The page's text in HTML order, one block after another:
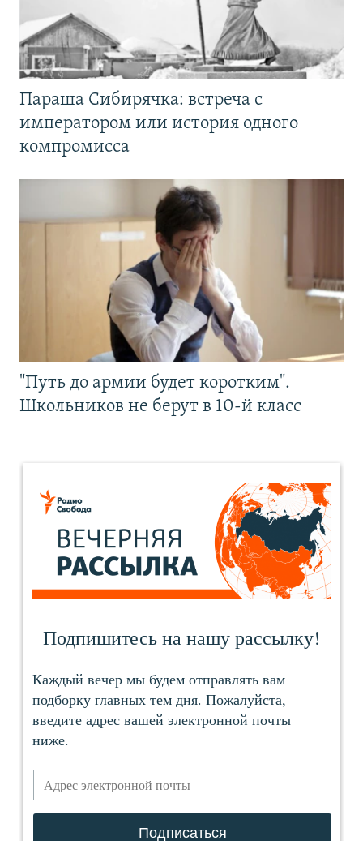
Параша Сибирячка: встреча с
императором или история одного
компромисса
"Путь до армии будет коротким".
Школьников не берут в 10-й класс